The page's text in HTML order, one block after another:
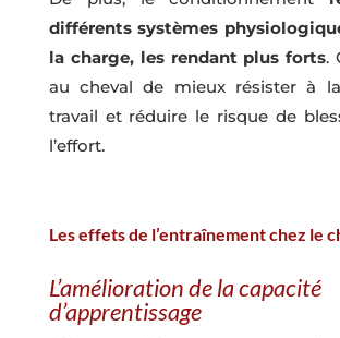
différents systèmes
la charge, les rendant plus forts.
au cheval de mieux résister à
travail et réduire le risque de
l’effort.
Les effets de l’entraînement chez le
L’amélioration de la capacité
d’apprentissage